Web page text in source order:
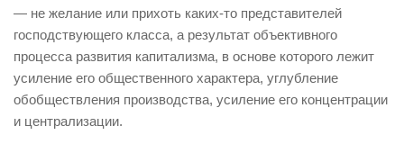
— не желание или прихоть каких-то представителей
господствующего класса, а результат объективного
процесса развития капитализма, в основе которого лежит
усиление его общественного характера, углубление
обобществления производства, усиление его концентрации
и централизации.